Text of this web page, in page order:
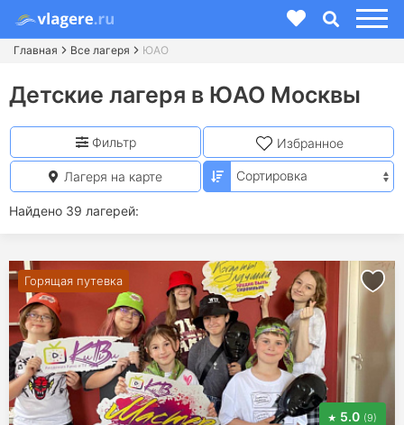
Главная Все лагеря ЮАО
Детские лагеря в ЮАО Москвы
Найдено 39 лагерей:
Фильтр Избранное
Лагеря на карте
Горящая путевка
5.0 (9)